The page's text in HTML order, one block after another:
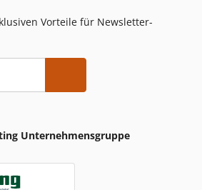
Vorteile für Newsletter-
Unternehmensgruppe